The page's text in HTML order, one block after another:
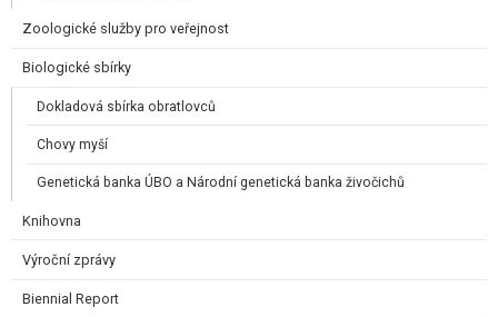
Zoologické služby pro veřejnost
Biologické sbírky
Dokladová sbírka obratlovců
Chovy myší
Genetická banka ÚBO a Národní genetická banka živočichů
Knihovna
Výroční zprávy
Biennial Report